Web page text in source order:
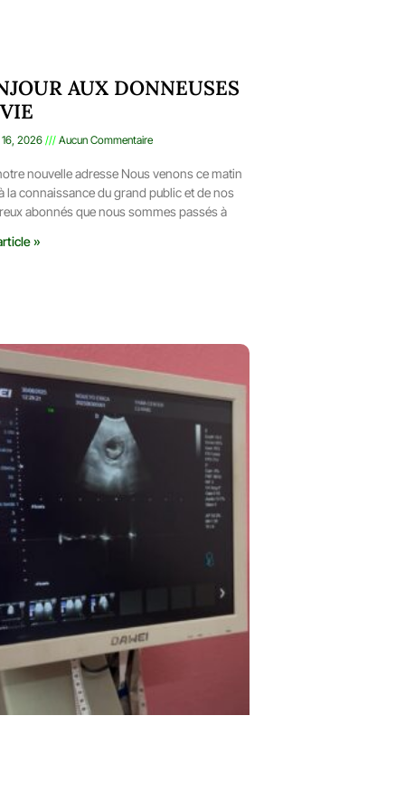
AUX DONNEUSES
2026 Aucun Commentaire
nouvelle adresse Nous venons ce matin
la connaissance du grand public et de nos
abonnés que nous sommes passés à
»